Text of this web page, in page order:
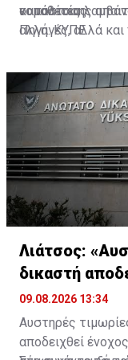
νομοθεσίας.
οι πολίτες
κατάστασης
αλλαγές, αλλά και
σύγχρονη
Πηγή: ΚΥΠΕ
Λιάτσος:
δικαστή
09.08.2026 13:34
Αυστηρές
αποδειχθεί